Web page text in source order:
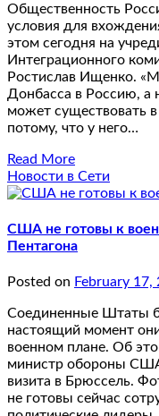
Общественность
условия для
этом сегодня на
Интеграционного
Ростислав Ищенко.
Донбасса в Россию, а
может существовать
потому, что у него…
Read More
Новости в Сети
США не готовы к
Пентагона
Posted on February 17,
Соединенные Штаты
настоящий момент
военном плане. Об
министр обороны
визита в Брюссель.
не готовы сейчас